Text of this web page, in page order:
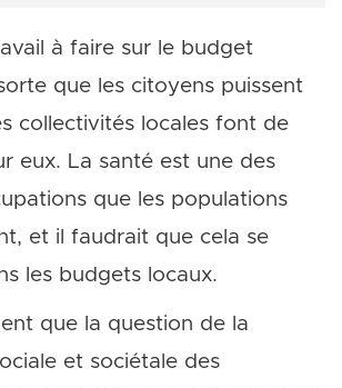
à faire sur le budget
que les citoyens puissent
collectivités locales font de
eux. La santé est une des
que les populations
et il faudrait que cela se
les budgets locaux.
que la question de la
et sociétale des